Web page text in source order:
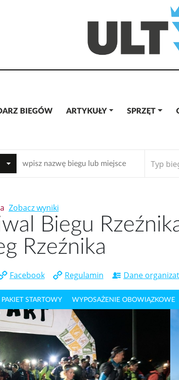
BIEGÓW ARTYKUŁY SPRZĘT
Typ
Zobacz wyniki
Biegu
Rzeźnika
Facebook Regulamin Dane
PAKIET STARTOWY WYPOSAŻENIE OBOWIĄZKOWE